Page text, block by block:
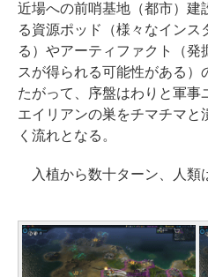
近場への前哨基地（都市）建
る資源ポッド（様々なインス
る）やアーティファクト（発
スが得られる可能性がある）
たがって、序盤はわりと軍事
エイリアンの巣をチマチマと
く流れとなる。
入植から数十ターン、人類